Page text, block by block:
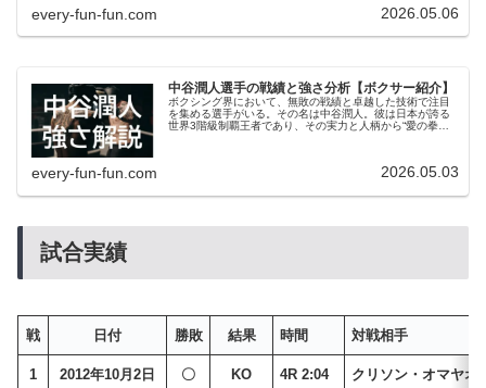
るタイトルマッチではなく、現代ボクシングの頂点を決め
気、入場の演出、そしてゴングが鳴るまでの張り詰めた空
every-fun-fun.com 2026.05.06
中谷潤人選手の戦績と強さ分析【ボクサー紹介】
ボクシング界において、無敗の戦績と卓越した技術で注目
を集める選手がいる。​その名は中谷潤人。​彼は日本が誇る
世界3階級制覇王者であり、その実力と人柄から“愛の拳
every-fun-fun.com 2026.05.03
試合実績
戦 日付 勝敗 結果 時間 対戦相手
1 2012年10月2日 〇 KO 4R 2:04 クリソン・オマヤオ